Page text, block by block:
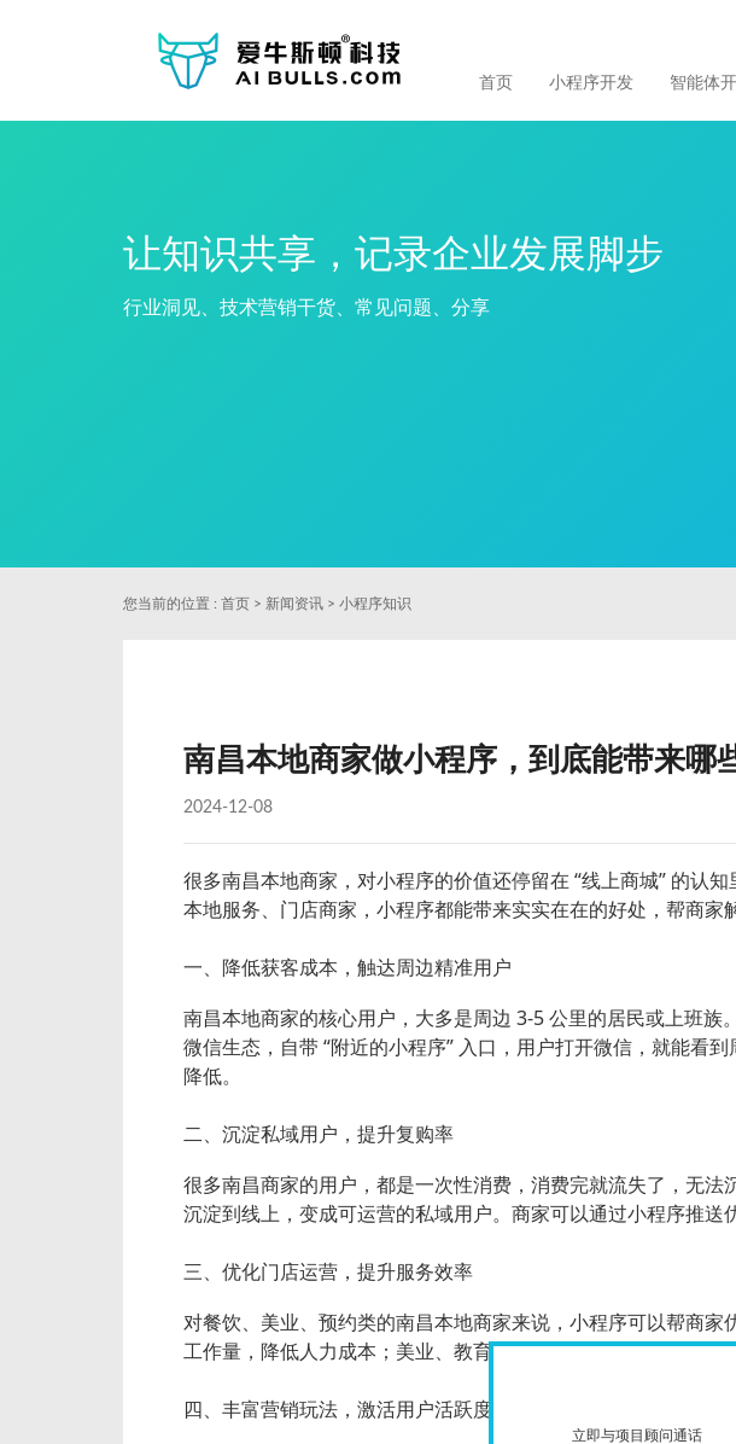
首页 小程序开发 智能体
让知识共享，记录企业发展脚步
行业洞见、技术营销干货、常见问题、分享
您当前的位置 : 首页 > 新闻资讯 > 小程序知识
南昌本地商家做小程序，到底能带来哪
2024-12-08
很多南昌本地商家，对小程序的价值还停留在 “线上商城” 的认
本地服务、门店商家，小程序都能带来实实在在的好处，帮商家
一、降低获客成本，触达周边精准用户
南昌本地商家的核心用户，大多是周边 3-5 公里的居民或上班
微信生态，自带 “附近的小程序” 入口，用户打开微信，就能看
降低。
二、沉淀私域用户，提升复购率
很多南昌商家的用户，都是一次性消费，消费完就流失了，无
沉淀到线上，变成可运营的私域用户。商家可以通过小程序推送
三、优化门店运营，提升服务效率
对餐饮、美业、预约类的南昌本地商家来说，小程序可以帮商
工作量，降低人力成本；美业、教育商家的线上预约、排号，用
四、丰富营销玩法，激活用户活跃度
立即与项目顾问通话